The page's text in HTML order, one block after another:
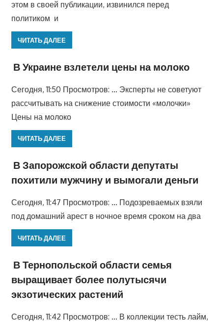
этом в своей публикации, извинился перед
политиком и
ЧИТАТЬ ДАЛЕЕ
В Украине взлетели цены на молоко
Сегодня, 11:50 Просмотров: … Эксперты не советуют
рассчитывать на снижение стоимости «молочки»
Цены на молоко
ЧИТАТЬ ДАЛЕЕ
В Запорожской области депутаты
похитили мужчину и вымогали деньги
Сегодня, 11:47 Просмотров: … Подозреваемых взяли
под домашний арест в ночное время сроком на два
ЧИТАТЬ ДАЛЕЕ
В Тернопольской области семья
выращивает более полутысячи
экзотических растений
Сегодня, 11:42 Просмотров: … В коллекции тесть лайм,